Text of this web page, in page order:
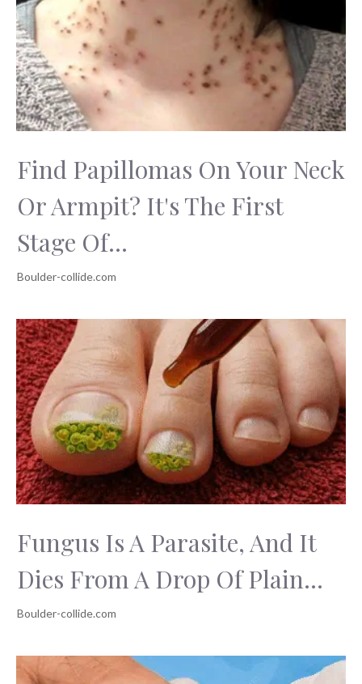
Romantického
Svátku
Find Papillomas On Your Neck
Or Armpit? It's The First
Stage Of...
Fungus Is A Parasite, And It
Dies From A Drop Of Plain...